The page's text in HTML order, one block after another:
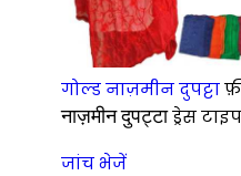
गोल्ड नाज़मीन दुपट्टा
नाज़मीन दुपट्टाड्रेस
जांच भेजें